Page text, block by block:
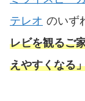
テレオ のいず
レビを観るご
えやすくなる